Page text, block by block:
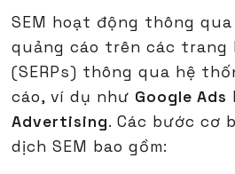
SEM hoạt động thông
quảng cáo trên các trang
(SERPs) thông qua hệ
cáo, ví dụ như Google Ads
Advertising. Các bước cơ
dịch SEM bao gồm: